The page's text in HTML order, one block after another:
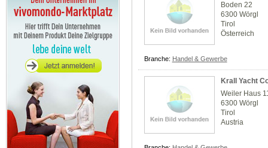
Boden 22
6300 Wörgl
Tirol
Österreich
Branche: Handel & Gewerbe
Krall Yacht
Weiler Haus
6300 Wörgl
Tirol
Austria